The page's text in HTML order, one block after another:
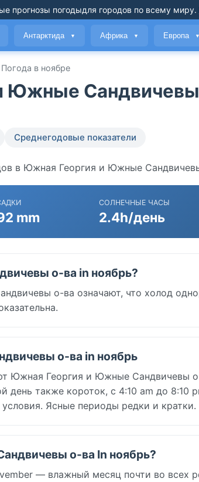
прогнозы погодыдля городов по всему миру.
Антарктида ▼ Африка ▼ Европа ▼
Погода в ноябре
Южные
Среднегодовые показатели
в Южная Георгия и Южные
mm
СОЛНЕЧНЫЕ ЧАСЫ
2.4h/день
о-ва in ноябрь?
о-ва означают, что холод
о-ва in ноябрь
Южная Георгия и Южные Сандвичевы
день также короток, с 4:10 am до 8:10
Ясные периоды редки и кратки.
о-ва In ноябрь?
— влажный месяц почти во всех